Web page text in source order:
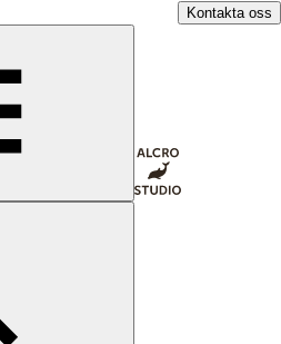
Kontakta oss